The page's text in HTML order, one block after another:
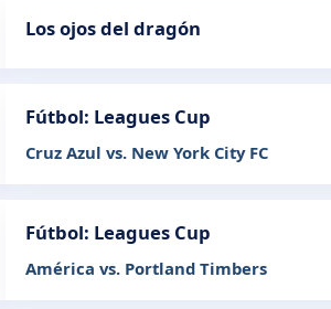
Los ojos del dragón
Fútbol: Leagues Cup
Cruz Azul vs. New York City FC
Fútbol: Leagues Cup
América vs. Portland Timbers